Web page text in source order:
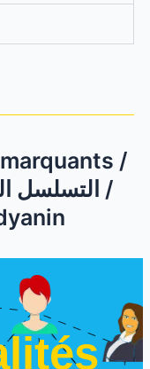
/
التسلسل